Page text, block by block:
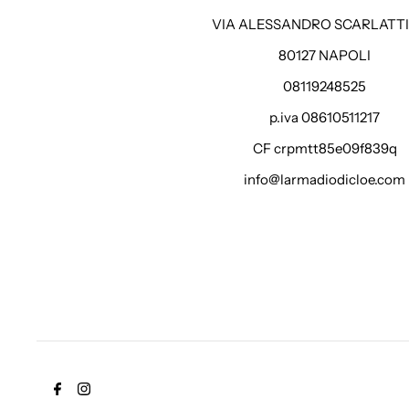
VIA ALESSANDRO SCARLATTI
80127 NAPOLI
08119248525
p.iva 08610511217
CF crpmtt85e09f839q
info@larmadiodicloe.com